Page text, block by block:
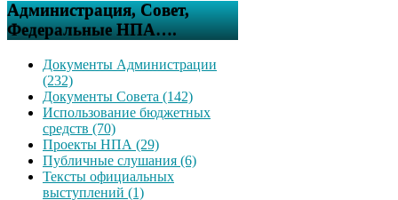
Администрация, Совет,
Федеральные НПА….
Документы Администрации
(232)
Документы Совета (142)
Использование бюджетных
средств (70)
Проекты НПА (29)
Публичные слушания (6)
Тексты официальных
выступлений (1)